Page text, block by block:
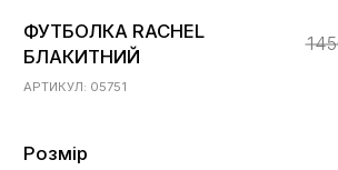
ФУТБОЛКА RACHEL
БЛАКИТНИЙ
АРТИКУЛ: 05751
Розмір